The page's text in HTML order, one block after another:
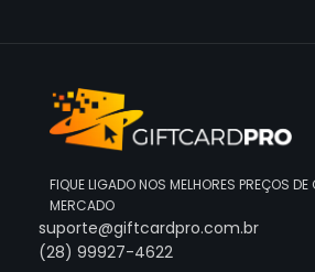
FIQUE LIGADO NOS MELHORES PREÇOS
MERCADO
suporte@giftcardpro.com.br
(28) 99927-4622